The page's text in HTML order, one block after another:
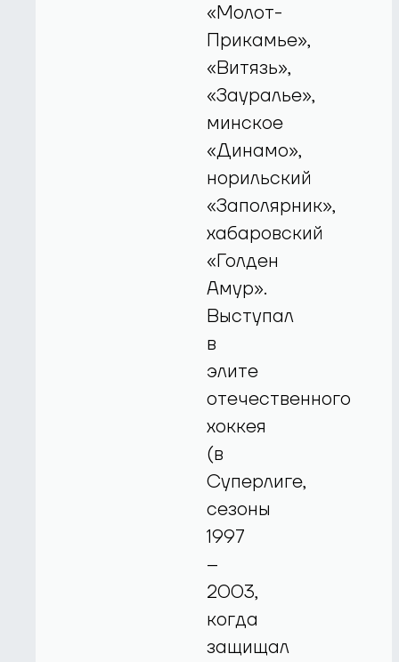
«Молот-
Прикамье»,
«Витязь»,
«Зауралье»,
минское
«Динамо»,
норильский
«Заполярник»,
хабаровский
«Голден
Амур».
Выступал
в
элите
отечественного
хоккея
(в
Суперлиге,
сезоны
1997
–
2003,
когда
защищал